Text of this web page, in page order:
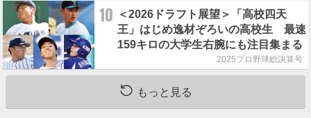
10
＜2026ドラフト展望＞「高校四天
王」はじめ逸材ぞろいの高校生 最速
159キロの大学生右腕にも注目集まる
2025プロ野球総決算号
もっと見る